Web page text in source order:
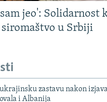
jeo': Solidarnost
siromaštvo u Srbiji
zastavu nakon
i Albanija